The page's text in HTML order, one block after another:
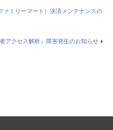
ァミリーマート）決済メンテナンスの
者アクセス解析』障害発生のお知らせ